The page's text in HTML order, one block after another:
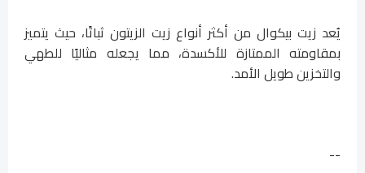
يُعد زيت بيكوال من أكثر أنواع زيت الزيتون ثباتًا، حيث يتميز
بمقاومته الممتازة للأكسدة، مما يجعله مثاليًا للطهي
والتخزين طويل الأمد.
--